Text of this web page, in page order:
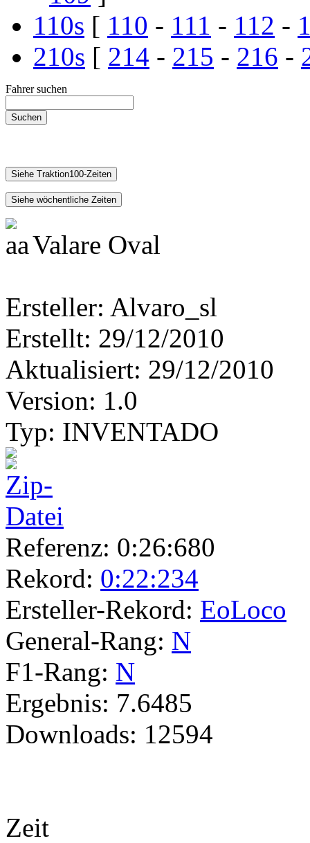
110s [ 110 - 111 - 112 -
210s [ 214 - 215 - 216 -
Fahrer suchen
Valare Oval
Ersteller: Alvaro_sl
Erstellt: 29/12/2010
Aktualisiert: 29/12/2010
Version: 1.0
Typ: INVENTADO
Referenz: 0:26:680
Rekord: 0:22:234
Ersteller-Rekord: EoLoco
General-Rang: N
F1-Rang: N
Ergebnis: 7.6485
Downloads: 12594
Zeit